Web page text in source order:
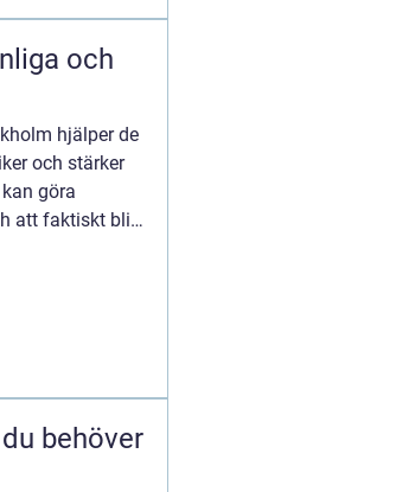
hjälper de
och stärker
göra
att faktiskt bli